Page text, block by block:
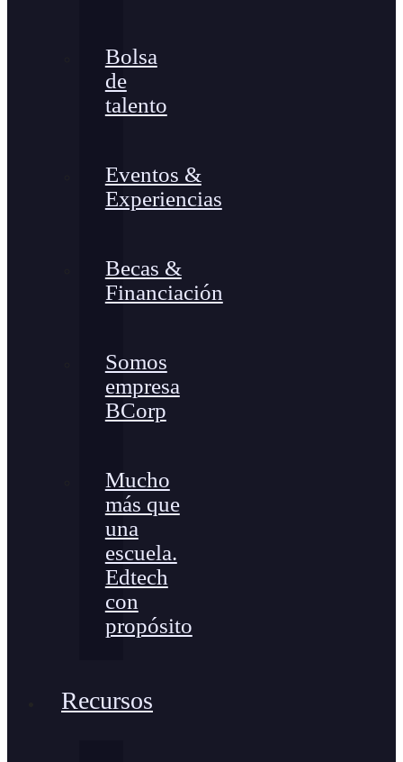
Bolsa
de
talento
Eventos &
Experiencias
Becas &
Financiación
Somos
empresa
BCorp
Mucho
más que
una
escuela.
Edtech
con
propósito
Recursos